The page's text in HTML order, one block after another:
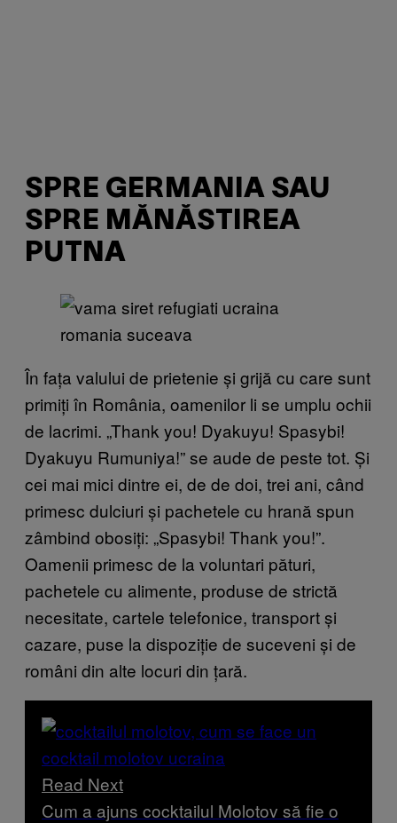
SPRE GERMANIA SAU
SPRE MĂNĂSTIREA
PUTNA
În fața valului de prietenie și grijă cu care sunt
primiți în România, oamenilor li se umplu ochii
de lacrimi. „Thank you! Dyakuyu! Spasybi!
Dyakuyu Rumuniya!” se aude de peste tot. Și
cei mai mici dintre ei, de de doi, trei ani, când
primesc dulciuri și pachetele cu hrană spun
zâmbind obosiți: „Spasybi! Thank you!”.
Oamenii primesc de la voluntari pături,
pachetele cu alimente, produse de strictă
necesitate, cartele telefonice, transport și
cazare, puse la dispoziție de suceveni și de
români din alte locuri din țară.
Read Next
Cum a ajuns cocktailul Molotov să fie o